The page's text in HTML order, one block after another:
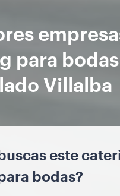
para
Villalba
este
bodas?